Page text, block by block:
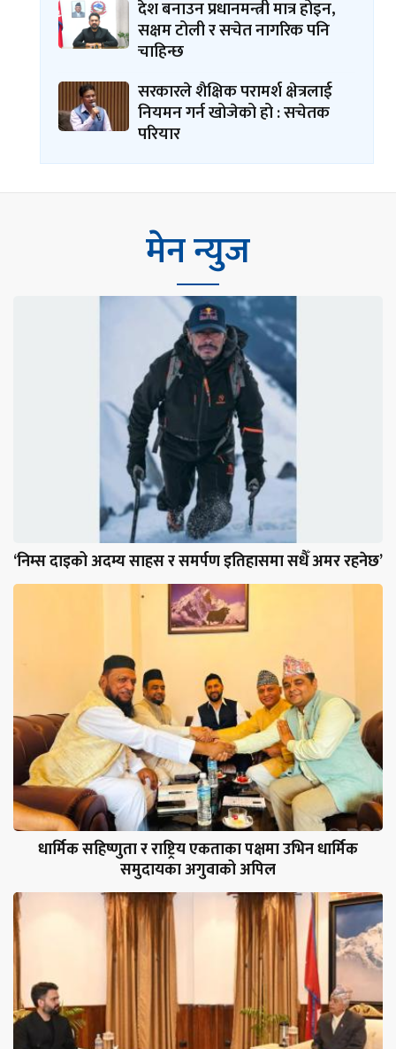
देश बनाउन प्रधानमन्त्री मात्र होइन,
सक्षम टोली र सचेत नागरिक पनि
चाहिन्छ
सरकारले शैक्षिक परामर्श क्षेत्रलाई
नियमन गर्न खोजेको हो : सचेतक
परियार
मेन न्युज
‘निम्स दाइको अदम्य साहस र समर्पण इतिहासमा सधैँ अमर रहनेछ’
धार्मिक सहिष्णुता र राष्ट्रिय एकताका पक्षमा उभिन धार्मिक
समुदायका अगुवाको अपिल